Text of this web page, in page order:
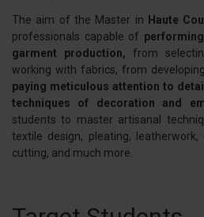
The aim of the Master in Haute
professionals capable of
garment production, from
working with fabrics, from
paying meticulous attention to
techniques of decoration and
students to master artisanal
textile design, pleating,
cutting, and much more.